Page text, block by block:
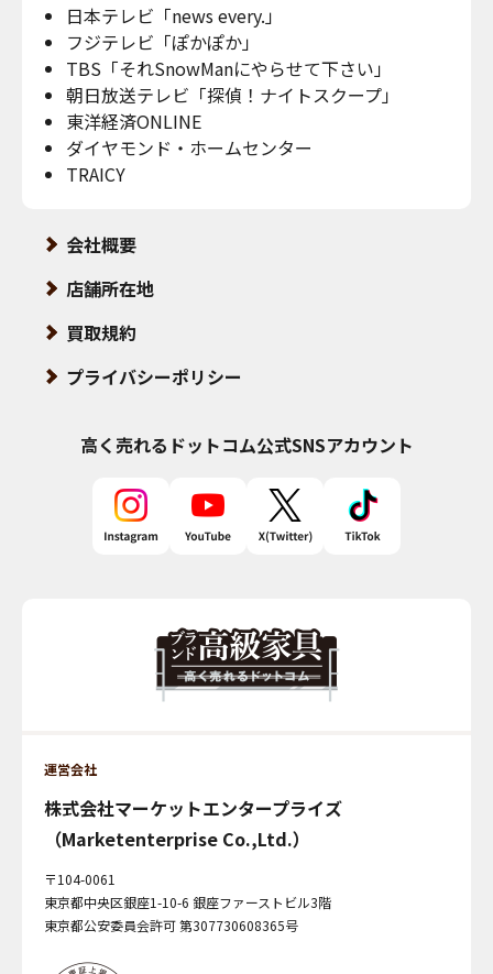
日本テレビ「news every.」
フジテレビ「ぽかぽか」
TBS「それSnowManにやらせて下さい」
朝日放送テレビ「探偵！ナイトスクープ」
東洋経済ONLINE
ダイヤモンド・ホームセンター
TRAICY
会社概要
店舗所在地
買取規約
プライバシーポリシー
高く売れるドットコム公式SNSアカウント
運営会社
株式会社マーケットエンタープライズ
（Marketenterprise Co.,Ltd.）
〒104-0061
東京都中央区銀座1-10-6 銀座ファーストビル3階
東京都公安委員会許可 第307730608365号